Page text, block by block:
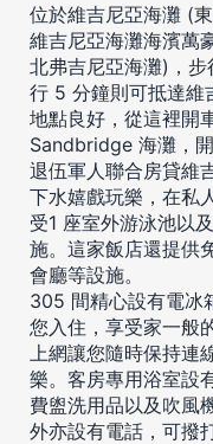
位於維吉尼亞海灘 (
維吉尼亞海灘海濱萬
北弗吉尼亞海灘)，
行 5 分鐘則可抵達維
地點良好，從這裡開
Sandbridge 海灘，
退伍軍人聯合房貸維
下水嬉戲玩樂，在私
受1 座室外游泳池以
施。這家飯店還提供
會廳等設施。
305 間精心設有電冰
您入住，享受家一般
上網讓您隨時保持連
樂。客房專用浴室設
費盥洗用品以及吹風
外亦設有電話，可撥